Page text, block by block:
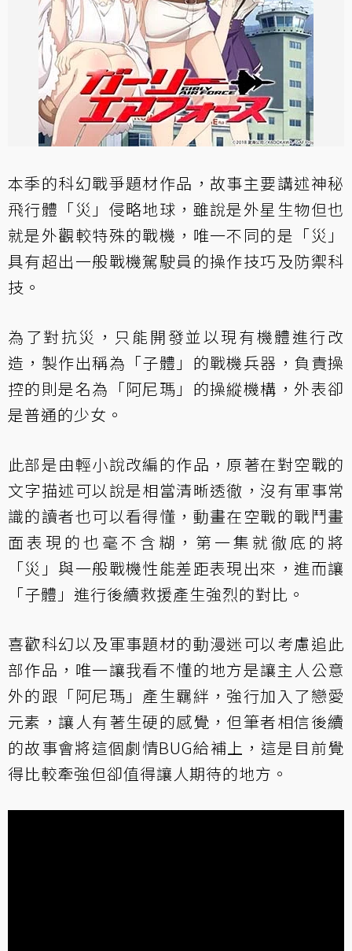
本季的科幻戰爭題材作品，故事主要講述神秘
飛行體「災」侵略地球，雖說是外星生物但也
就是外觀較特殊的戰機，唯一不同的是「災」
具有超出一般戰機駕駛員的操作技巧及防禦科
技。
為了對抗災，只能開發並以現有機體進行改
造，製作出稱為「子體」的戰機兵器，負責操
控的則是名為「阿尼瑪」的操縱機構，外表卻
是普通的少女。
此部是由輕小說改編的作品，原著在對空戰的
文字描述可以說是相當清晰透徹，沒有軍事常
識的讀者也可以看得懂，動畫在空戰的戰鬥畫
面表現的也毫不含糊，第一集就徹底的將
「災」與一般戰機性能差距表現出來，進而讓
「子體」進行後續救援產生強烈的對比。
喜歡科幻以及軍事題材的動漫迷可以考慮追此
部作品，唯一讓我看不懂的地方是讓主人公意
外的跟「阿尼瑪」產生羈絆，強行加入了戀愛
元素，讓人有著生硬的感覺，但筆者相信後續
的故事會將這個劇情BUG給補上，這是目前覺
得比較牽強但卻值得讓人期待的地方。